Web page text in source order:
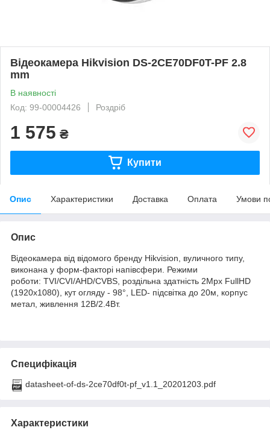
Відеокамера Hikvision DS-2CE70DF0T-PF 2.8
mm
В наявності
Код: 99-00004426
Роздріб
1 575 ₴
Купити
Опис Характеристики Доставка Оплата Умови
Опис
Відеокамера від відомого бренду Hikvision, вуличного типу,
виконана у форм-факторі напівсфери. Режими
роботи: TVI/CVI/AHD/CVBS, роздільна здатність 2Мрх FullHD
(1920х1080), кут огляду - 98°, LED- підсвітка до 20м, корпус
метал, живлення 12В/2.4Вт.
Специфікація
datasheet-of-ds-2ce70df0t-pf_v1.1_20201203.pdf
Характеристики